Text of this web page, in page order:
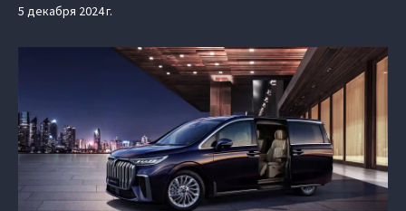
5 декабря 2024 г.